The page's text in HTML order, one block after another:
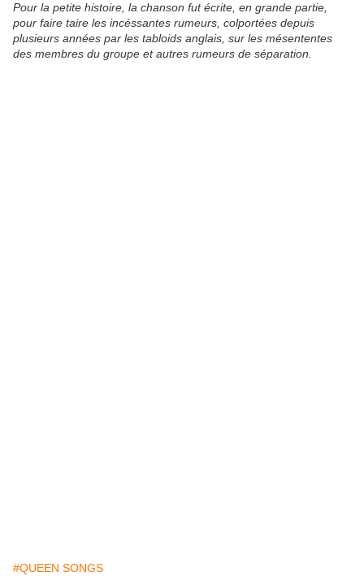
Pour la petite histoire, la chanson fut écrite, en grande partie,
pour faire taire les incéssantes rumeurs, colportées depuis
plusieurs années par les tabloids anglais, sur les mésententes
des membres du groupe et autres rumeurs de séparation.
#QUEEN SONGS